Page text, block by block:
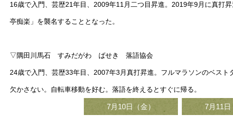
16歳で入門、芸歴21年目、2009年11月二つ目昇進。2019年9月に真打
亭痴楽」を襲名することとなった。
▽隅田川馬石 すみだがわ ばせき 落語協会
24歳で入門、芸歴33年目、2007年3月真打昇進。フルマラソンのベス
欠かさない。自転車移動を好む。落語を終えるとすぐに帰る。
7月10日（金） 7月11日